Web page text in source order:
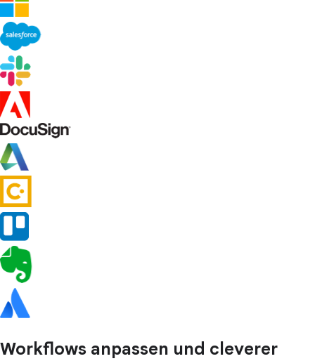
Workflows anpassen und cleverer